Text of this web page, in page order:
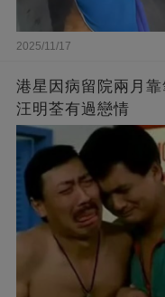
2025/11/17
港星因病留院兩月
汪明荃有過戀情